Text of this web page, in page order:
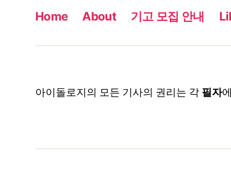
Home About 기고 모집 안내
아이돌로지의 모든 기사의 권리는 각 필자